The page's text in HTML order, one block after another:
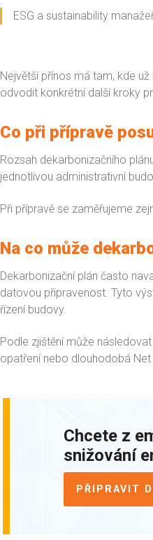
ESG a sustainability
Největší přínos má tam, kde
odvodit konkrétní další kroky
Co při přípravě
Rozsah dekarbonizačního
jednotlivou administrativní
Při přípravě se zaměřujeme
Na co může
Dekarbonizační plán často
datovou připravenost. Tyto
řízení budovy.
Podle zjištění může
opatření nebo dlouhodobá
Chcete z
snižování
PŘIPRAVIT